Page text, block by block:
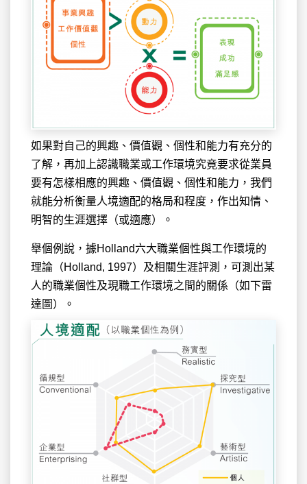
如果對自己的興趣、價值觀、個性和能力有充分的
了解，再加上認識職業或工作環境究竟要求從業員
要有怎樣相應的興趣、價值觀、個性和能力，我們
就能分析衡量人境適配的格局和程度，作出知情、
明智的生涯選擇（或適應）。
舉個例說，據Holland六大職業個性與工作環境的
理論（Holland, 1997）及相關生涯評測，可測出某
人的職業個性及現職工作環境之間的關係（如下雷
達圖）。